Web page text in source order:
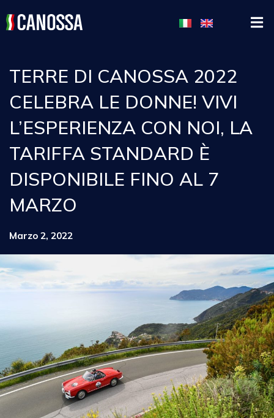
TERRE DI CANOSSA 2022
CELEBRA LE DONNE! VIVI
L’ESPERIENZA CON NOI, LA
TARIFFA STANDARD È
DISPONIBILE FINO AL 7
MARZO
Marzo 2, 2022